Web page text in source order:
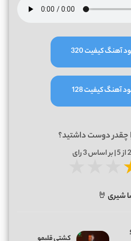
آهنگ کیفیت 320
آهنگ کیفیت 128
چقدر دوست داشتید؟
از 5 | بر اساس 3رای
شیری 🤘